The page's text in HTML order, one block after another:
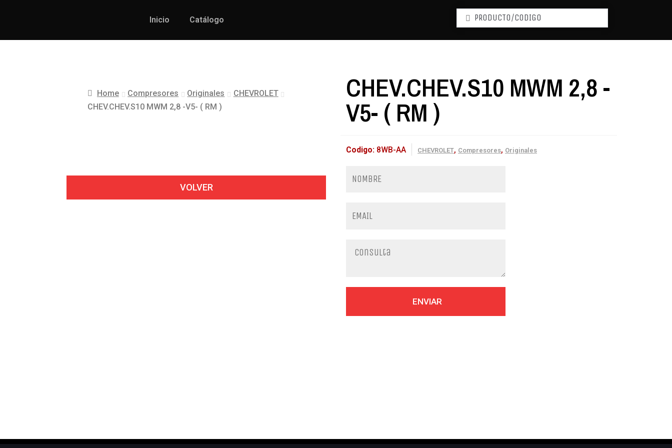
Inicio Catálogo
Home Compresores Originales
CHEVROLET
CHEV.CHEV.S10 MWM 2,8 -V5- ( RM )
VOLVER
CHEV.CHEV.S10 MWM 2,8 -
V5- ( RM )
Codigo: 8WB-AA CHEVROLET, Compresores, Originales